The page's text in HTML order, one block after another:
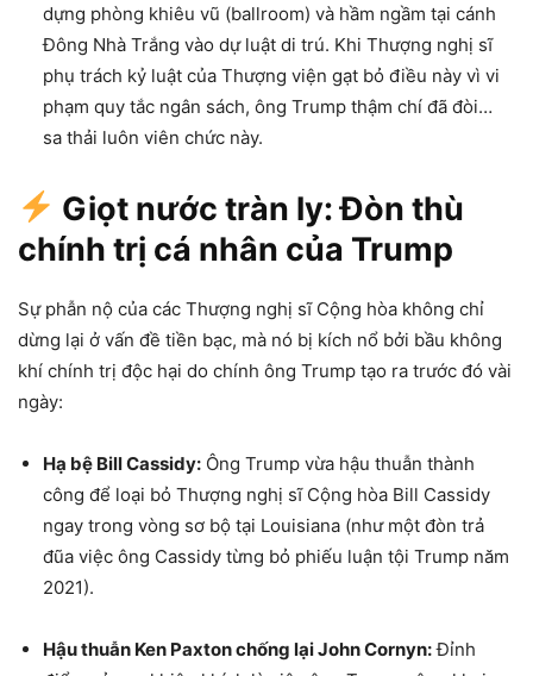
dựng phòng khiêu vũ (ballroom) và hầm ngầm tại cánh
Đông Nhà Trắng vào dự luật di trú. Khi Thượng nghị sĩ
phụ trách kỷ luật của Thượng viện gạt bỏ điều này vì vi
phạm quy tắc ngân sách, ông Trump thậm chí đã đòi…
sa thải luôn viên chức này.
Giọt nước tràn ly: Đòn thù
chính trị cá nhân của Trump
Sự phẫn nộ của các Thượng nghị sĩ Cộng hòa không chỉ
dừng lại ở vấn đề tiền bạc, mà nó bị kích nổ bởi bầu không
khí chính trị độc hại do chính ông Trump tạo ra trước đó vài
ngày:
Hạ bệ Bill Cassidy: Ông Trump vừa hậu thuẫn thành
công để loại bỏ Thượng nghị sĩ Cộng hòa Bill Cassidy
ngay trong vòng sơ bộ tại Louisiana (như một đòn trả
đũa việc ông Cassidy từng bỏ phiếu luận tội Trump năm
2021).
Hậu thuẫn Ken Paxton chống lại John Cornyn:Đỉnh